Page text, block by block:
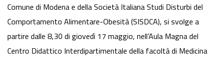
Comune di Modena e della Società Italiana Studi Disturbi del
Comportamento Alimentare-Obesità (SISDCA), si svolge a
partire dalle 8,30 di giovedì 17 maggio, nell’Aula Magna del
Centro Didattico Interdipartimentale della facoltà di Medicina